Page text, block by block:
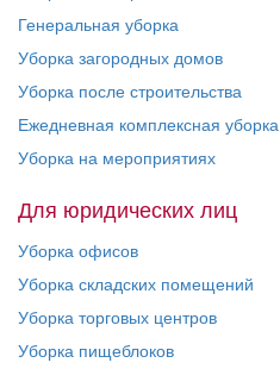
Генеральная уборка
Уборка загородных домов
Уборка после строительства
Ежедневная комплексная уборка
Уборка на мероприятиях
Для юридических лиц
Уборка офисов
Уборка складских помещений
Уборка торговых центров
Уборка пищеблоков